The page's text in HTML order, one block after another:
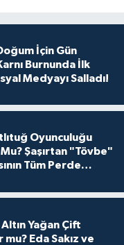
İçin Gün
Burnunda İlk
Medyayı Salladı!
Oyunculuğu
Mu? Şaşırtan "Tövbe"
Tüm Perde
Yağan Çift
mu? Eda Sakız ve